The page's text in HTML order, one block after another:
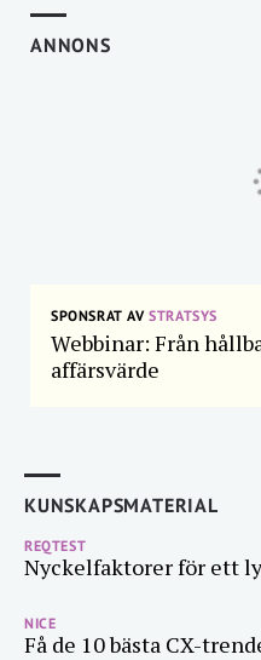
ANNONS
SPONSRAT AVSTRATSYS
Webbinar: Från
affärsvärde
KUNSKAPSMATERIAL
REQTEST
Nyckelfaktorer för ett
NICE
Få de 10 bästa CX-